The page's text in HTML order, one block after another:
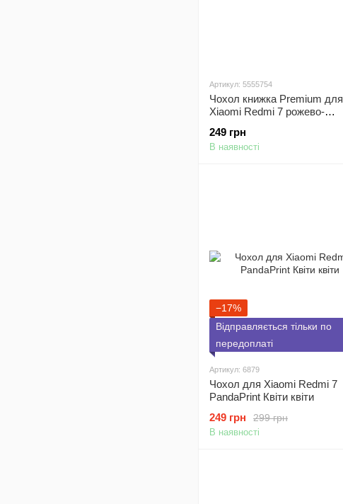
Артикул: 5555754
Чохол книжка Premium для
Xiaomi Redmi 7 рожево-
249 грн
В наявності
−17%
Відправляється тільки по
передоплаті
Артикул: 6879
Чохол для Xiaomi Redmi 7
PandaPrint Квіти квіти
299 грн
249 грн
В наявності